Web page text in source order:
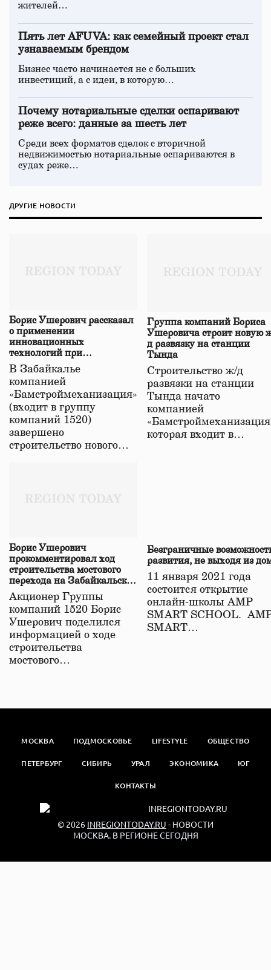
жителей…
Пять лет AFUVA: как семейный проект стал
узнаваемым брендом
Бизнес часто начинается не с больших
инвестиций, а с идеи, в которую…
Почему нотариальные сделки оспаривают
реже всего: данные за шесть лет
Среди всех форматов сделок с вторичной
недвижимостью нотариальные оспариваются в
судах реже…
ДРУГИЕ НОВОСТИ
Борис Ушерович рассказал
о применении
инновационных
технологий при
строительстве нового моста
в Забайкалье
В Забайкалье
компанией
«Бамстроймеханизация»
(входит в группу
компаний 1520)
завершено
строительство нового…
Группа компаний Бориса
Ушеровича строит новую
д развязку на станции
Тында
Строительство ж/д
развязки на станции
Тында начато
компанией
которая входит в…
Борис Ушерович
прокомментировал ход
строительства мостового
перехода на Забайкальской
железной дороге
Акционер Группы
компаний 1520 Борис
Ушерович поделился
информацией о ходе
строительства
мостового…
Безграничные
развития, не выходя из
11 января 2021 года
состоится открытие
онлайн-школы АМР
SMART SCHOOL.
SMART…
МОСКВА ПОДМОСКОВЬЕ LIFESTYLE ОБЩЕСТВО
ПЕТЕРБУРГ СИБИРЬ УРАЛ ЭКОНОМИКА ЮГ
КОНТАКТЫ
© 2026 INREGIONTODAY.RU - НОВОСТИ
МОСКВА. В РЕГИОНЕ СЕГОДНЯ